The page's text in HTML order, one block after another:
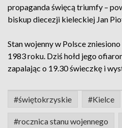
propaganda święcą triumfy –
biskup diecezji kieleckiej Jan
Stan wojenny w Polsce
1983 roku. Dziś hołd jego
zapalając o 19.30 świeczkę i
#świętokrzyskie #Kielce
#rocznica stanu wojennego